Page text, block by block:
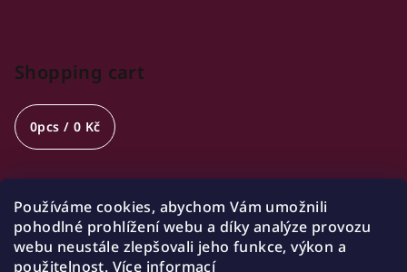
Používáme cookies, abychom Vám umožnili
pohodlné prohlížení webu a díky analýze provozu
webu neustále zlepšovali jeho funkce, výkon a
použitelnost. Více informací
Shopping cart
0pcs / 0 Kč
Opening hours
🍷 Wednesday 18:00-21:00